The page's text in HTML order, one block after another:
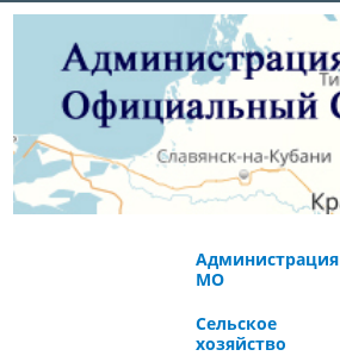
Администрация
МО
Сельское
хозяйство